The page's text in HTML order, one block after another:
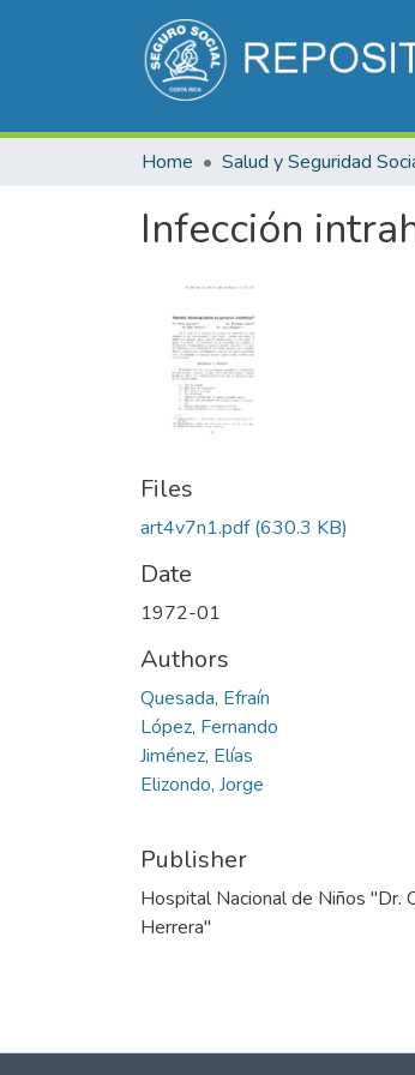
Home
Infección
Files
art4v7n1.pdf(630.3 KB)
Date
1972-01
Authors
Quesada, Efraín
López, Fernando
Jiménez, Elías
Elizondo, Jorge
Publisher
Hospital Nacional de Niños "Dr.
Herrera"